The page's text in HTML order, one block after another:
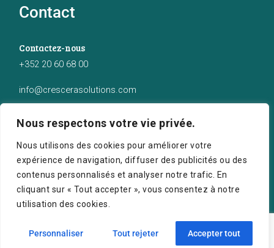
Nous respectons votre vie privée.
Nous utilisons des cookies pour améliorer votre
expérience de navigation, diffuser des publicités ou des
contenus personnalisés et analyser notre trafic. En
cliquant sur « Tout accepter », vous consentez à notre
utilisation des cookies.
Personnaliser Tout rejeter Accepter tout
Contact
Contactez-nous
+352 20 60 68 00
info@crescerasolutions.com
50 route d’Esch (2ème étage), Luxembourg
Crescera Solutions © 2026. Tous droits réservés.